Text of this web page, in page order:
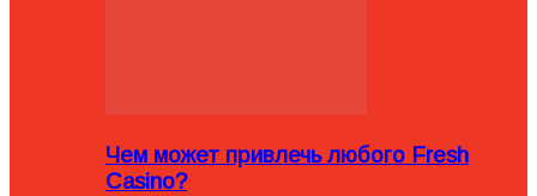
Чем может привлечь любого Fresh
Casino?